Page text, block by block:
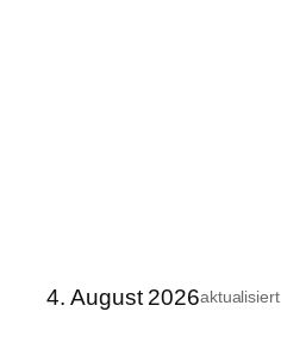
4. August 2026aktualisiert